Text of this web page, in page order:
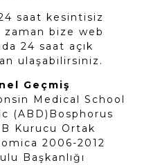
saat kesintisiz
zaman bize web
24 saat açık
ulaşabilirsiniz.
Geçmiş
Medical School
(ABD)Bosphorus
Kurucu Ortak
2006-2012
Başkanlığı